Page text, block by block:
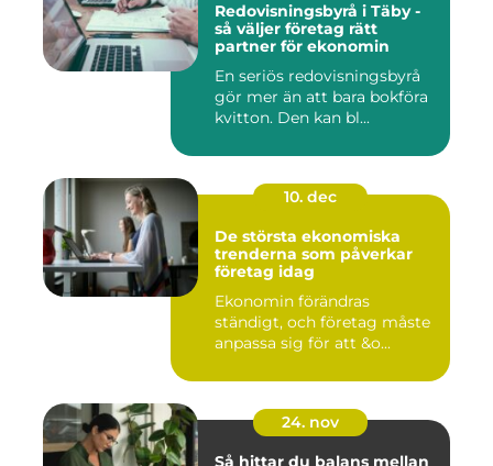
Redovisningsbyrå i Täby -
så väljer företag rätt
partner för ekonomin
En seriös redovisningsbyrå
gör mer än att bara bokföra
kvitton. Den kan bl...
10. dec
De största ekonomiska
trenderna som påverkar
företag idag
Ekonomin förändras
ständigt, och företag måste
anpassa sig för att &o...
24. nov
Så hittar du balans mellan